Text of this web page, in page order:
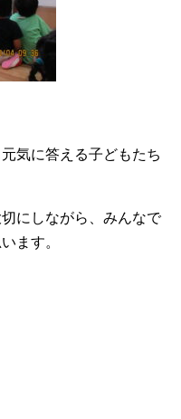
気に答える子どもたち
にしながら、みんなで
ます。